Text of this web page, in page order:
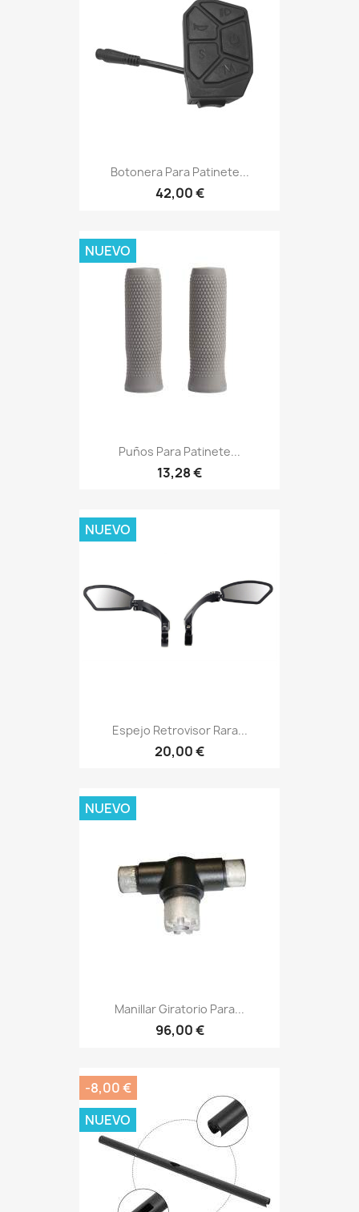
Botonera Para Patinete...
42,00 €
Puños Para Patinete...
13,28 €
NUEVO
Espejo Retrovisor Rara...
20,00 €
NUEVO
Manillar Giratorio Para...
96,00 €
NUEVO
-8,00 €
NUEVO